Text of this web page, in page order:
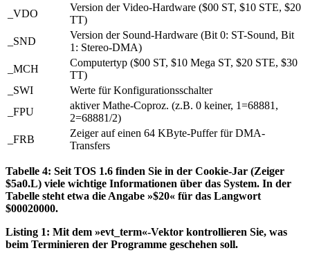
_VDO
Version der Video-Hardware ($00 ST, $10 STE, $20
TT)
_SND
Version der Sound-Hardware (Bit 0: ST-Sound, Bit
1: Stereo-DMA)
_MCH
Computertyp ($00 ST, $10 Mega ST, $20 STE, $30
TT)
_SWI
Werte für Konfigurationsschalter
_FPU
aktiver Mathe-Coproz. (z.B. 0 keiner, 1=68881,
2=68881/2)
_FRB
Zeiger auf einen 64 KByte-Puffer für DMA-
Transfers
Tabelle 4: Seit TOS 1.6 finden Sie in der Cookie-Jar (Zeiger
$5a0.L) viele wichtige Informationen über das System. In der
Tabelle steht etwa die Angabe »$20« für das Langwort
$00020000.
Listing 1: Mit dem »evt_term«-Vektor kontrollieren Sie, was
beim Terminieren der Programme geschehen soll.